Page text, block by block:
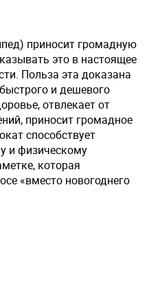
приносит громадную
это в настоящее
Польза эта доказана
и дешевого
отвлекает от
приносит громадное
способствует
и физическому
которая
«вместо новогоднего